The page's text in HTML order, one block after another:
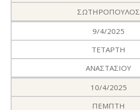
ΣΩΤΗΡΟΠΟΥΛΟΣ
9/4/2025
ΤΕΤΑΡΤΗ
ΑΝΑΣΤΑΣΙΟΥ
10/4/2025
ΠΕΜΠΤΗ